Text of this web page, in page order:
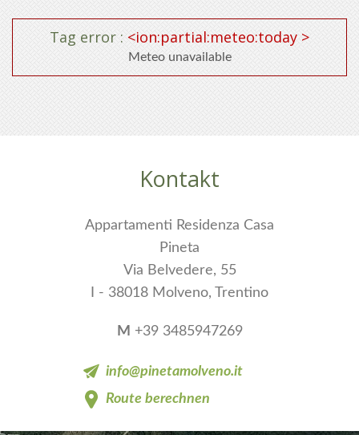
MOLVENO
PREISE
Tag error : <ion:partial:meteo:today >
Meteo unavailable
Kontakt
Appartamenti Residenza Casa
Pineta
Via Belvedere, 55
I - 38018 Molveno, Trentino
M +39 3485947269
info@pinetamolveno.it
Route berechnen